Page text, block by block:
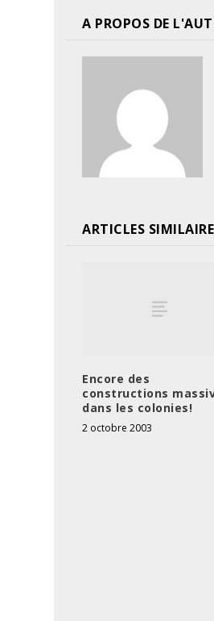
A PROPOS DE
ARTICLES
Encore des
constructions
dans les colonies!
2 octobre 2003